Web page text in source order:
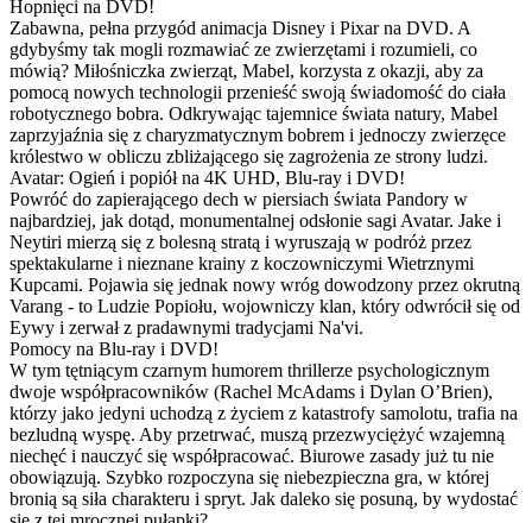
Hopnięci na DVD!
Zabawna, pełna przygód animacja Disney i Pixar na DVD. A
gdybyśmy tak mogli rozmawiać ze zwierzętami i rozumieli, co
mówią? Miłośniczka zwierząt, Mabel, korzysta z okazji, aby za
pomocą nowych technologii przenieść swoją świadomość do ciała
robotycznego bobra. Odkrywając tajemnice świata natury, Mabel
zaprzyjaźnia się z charyzmatycznym bobrem i jednoczy zwierzęce
królestwo w obliczu zbliżającego się zagrożenia ze strony ludzi.
Avatar: Ogień i popiół na 4K UHD, Blu-ray i DVD!
Powróć do zapierającego dech w piersiach świata Pandory w
najbardziej, jak dotąd, monumentalnej odsłonie sagi Avatar. Jake i
Neytiri mierzą się z bolesną stratą i wyruszają w podróż przez
spektakularne i nieznane krainy z koczowniczymi Wietrznymi
Kupcami. Pojawia się jednak nowy wróg dowodzony przez okrutną
Varang - to Ludzie Popiołu, wojowniczy klan, który odwrócił się od
Eywy i zerwał z pradawnymi tradycjami Na'vi.
Pomocy na Blu-ray i DVD!
W tym tętniącym czarnym humorem thrillerze psychologicznym
dwoje współpracowników (Rachel McAdams i Dylan O’Brien),
którzy jako jedyni uchodzą z życiem z katastrofy samolotu, trafia na
bezludną wyspę. Aby przetrwać, muszą przezwyciężyć wzajemną
niechęć i nauczyć się współpracować. Biurowe zasady już tu nie
obowiązują. Szybko rozpoczyna się niebezpieczna gra, w której
bronią są siła charakteru i spryt. Jak daleko się posuną, by wydostać